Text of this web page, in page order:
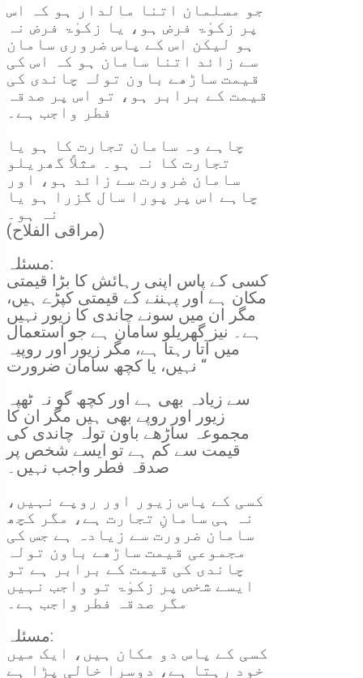
جو مسلمان اتنا مالدار ہو کہ اس
پر زکوٰۃ فرض ہو، یا زکوٰۃ فرض نہ
ہو لیکن اس کے پاس ضروری سامان
سے زائد اتنا سامان ہو کہ اس کی
قیمت ساڑھے باون تولہ چاندی کی
قیمت کے برابر ہو، تو اس پر صدقہ
فطر واجب ہے۔
چاہے وہ سامان تجارت کا ہو یا
تجارت کا نہ ہو۔ مثلاً گھریلو
سامان ضرورت سے زائد ہو، اور
چاہے اس پر پورا سال گزرا ہو یا
نہ ہو۔
(مراقی الفلاح)
مسئلہ:
کسی کے پاس اپنی رہائش کا بڑا قیمتی
مکان ہے اور پہننے کے قیمتی کپڑے ہیں،
مگر ان میں سونے چاندی کا زیور نہیں
ہے۔ نیز گھریلو سامان ہے جو استعمال
میں آتا رہتا ہے، مگر زیور اور روپیہ
نہیں، یا کچھ سامان ضرورت “
سے زیادہ بھی ہے اور کچھ گو نہ ٹھپہ
زیور اور روپے بھی ہیں مگر ان کا
مجموعہ ساڑھے باون تولہ چاندی کی
قیمت سے کم ہے تو ایسے شخص پر
صدقہ فطر واجب نہیں۔
کسی کے پاس زیور اور روپے نہیں،
نہ ہی سامانِ تجارت ہے، مگر کچھ
سامان ضرورت سے زیادہ ہے جس کی
مجموعی قیمت ساڑھے باون تولہ
چاندی کی قیمت کے برابر ہے تو
ایسے شخص پر زکوٰۃ تو واجب نہیں
مگر صدقہ فطر واجب ہے۔
مسئلہ:
کسی کے پاس دو مکان ہیں، ایک میں
خود رہتا ہے، دوسرا خالی پڑا ہے